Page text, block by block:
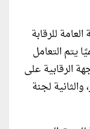
للرقابة
يتم التعامل
الرقابية على
لجنة